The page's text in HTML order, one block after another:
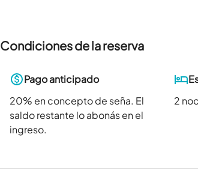
Condiciones de la reserva
Pago anticipado
20% en concepto de seña. El
saldo restante lo abonás en el
ingreso.
2